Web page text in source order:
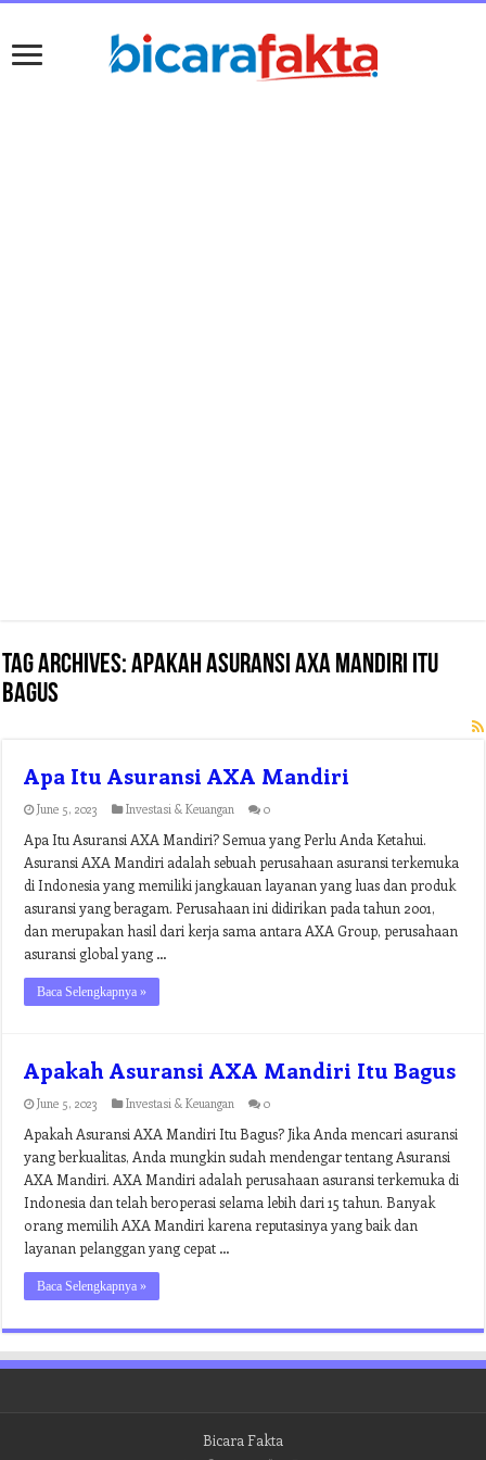
Tag Archives:apakah asuransi axa mandiri itu
bagus
Apa Itu Asuransi AXA Mandiri
June 5, 2023 Investasi & Keuangan 0
Apa Itu Asuransi AXA Mandiri? Semua yang Perlu Anda Ketahui.
Asuransi AXA Mandiri adalah sebuah perusahaan asuransi terkemuka
di Indonesia yang memiliki jangkauan layanan yang luas dan produk
asuransi yang beragam. Perusahaan ini didirikan pada tahun 2001,
dan merupakan hasil dari kerja sama antara AXA Group, perusahaan
asuransi global yang …
Baca Selengkapnya »
Apakah Asuransi AXA Mandiri Itu Bagus
June 5, 2023 Investasi & Keuangan 0
Apakah Asuransi AXA Mandiri Itu Bagus? Jika Anda mencari asuransi
yang berkualitas, Anda mungkin sudah mendengar tentang Asuransi
AXA Mandiri. AXA Mandiri adalah perusahaan asuransi terkemuka di
Indonesia dan telah beroperasi selama lebih dari 15 tahun. Banyak
orang memilih AXA Mandiri karena reputasinya yang baik dan
layanan pelanggan yang cepat …
Baca Selengkapnya »
Bicara Fakta